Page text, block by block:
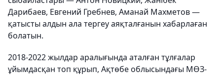
Дарибаев, Евгений Гребнев, Аманай Махметов —
қатысты алдын ала тергеу аяқталғанын хабарлаған
болатын.
2018-2022 жылдар аралығында аталған тұлғалар
ұйымдасқан топ құрып, Ақтөбе облысындағы МӨЗ-